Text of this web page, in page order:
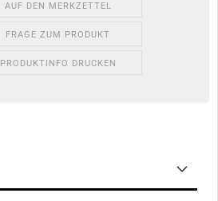
AUF DEN MERKZETTEL
FRAGE ZUM PRODUKT
PRODUKTINFO DRUCKEN